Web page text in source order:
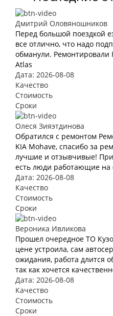
Дмитрий Оловяношников
Перед большой поездкой
все отлично, что надо
обманули. Ремонтировали
Atlas
Дата: 2026-08-08
Качество
Стоимость
Сроки
Олеся Зияэтдинова
Обратился с ремонтом
KIA Mohave, спасибо за
лучшие и отзывчивые!
есть люди работающие на
Дата: 2026-08-08
Качество
Стоимость
Сроки
Вероника Ивликова
Прошел очередное ТО
цене устроила, сам
ожидания, работа длится
так как хочется
Дата: 2026-08-08
Качество
Стоимость
Сроки